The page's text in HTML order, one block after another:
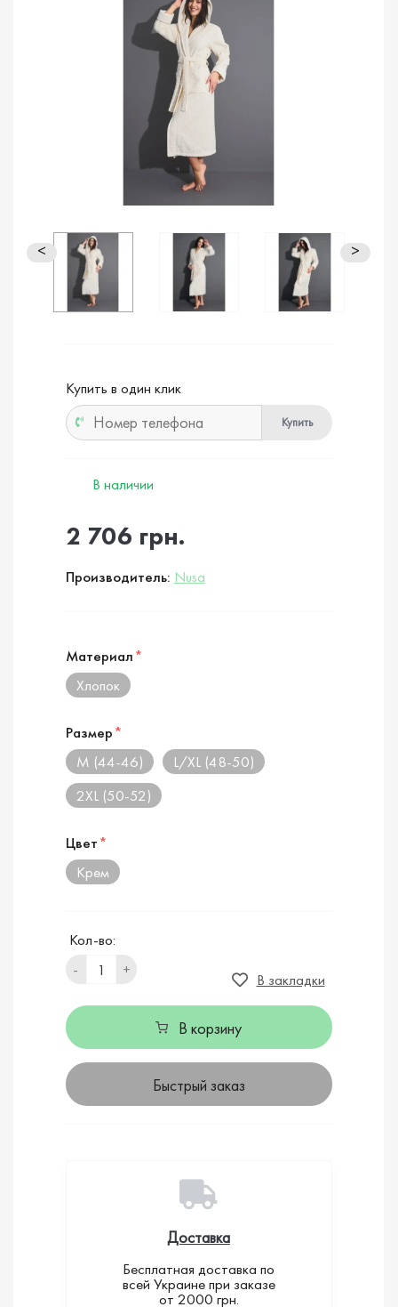
< >
Купить в один клик
Купить
В наличии
2 706 грн.
Производитель: Nusa
Материал*
Хлопок
Размер*
M (44-46)
L/XL (48-50)
2XL (50-52)
Цвет*
Крем
Кол-во:
-
+
В закладки
В корзину
Быстрый заказ
Доставка
Бесплатная доставка по
всей Украине при заказе
от 2000 грн.